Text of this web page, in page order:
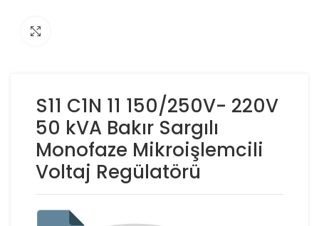
S11 C1N 11 150/250V- 220V
50 kVA Bakır Sargılı
Monofaze Mikroişlemcili
Voltaj Regülatörü